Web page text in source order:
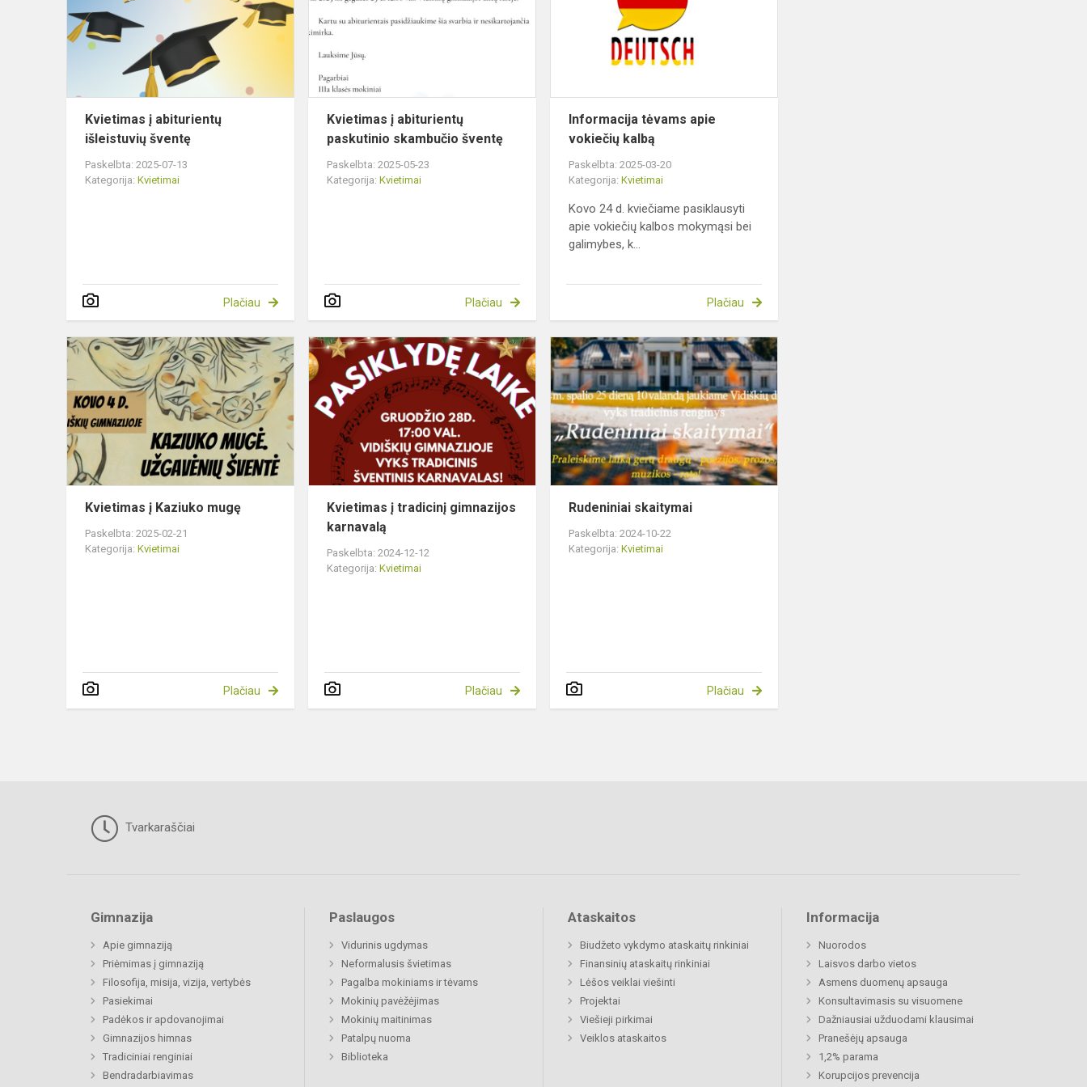
išleistuvių
šventę
Kvietimas į abiturientų
išleistuvių šventę
Paskelbta: 2025-07-13
Kategorija: Kvietimai
Plačiau
Kvietimas į abiturientų
paskutinio skambučio šventę
Paskelbta: 2025-05-23
Kategorija:Kvietimai
Plačiau
Informacija tėvams apie
vokiečių kalbą
Paskelbta: 2025-03-20
Kategorija:Kvietimai
Kovo 24 d. kviečiame pasiklausyti
apie vokiečių kalbos mokymąsi bei
galimybes, k...
Plačiau
Kvietimas
į
Kaziuko
mugę
Kvietimas į Kaziuko mugę
Paskelbta: 2025-02-21
Kategorija: Kvietimai
Plačiau
Kvietimas
į
tradicinį
gimnazijos
karnavalą
Kvietimas į tradicinį gimnazijos
karnavalą
Paskelbta: 2024-12-12
Kategorija:Kvietimai
Plačiau
Rudeniniai
skaitymai
Rudeniniai skaitymai
Paskelbta: 2024-10-22
Kategorija:Kvietimai
Plačiau
Tvarkaraščiai
Gimnazija
Apie gimnaziją
Priėmimas į gimnaziją
Filosofija, misija, vizija, vertybės
Pasiekimai
Padėkos ir apdovanojimai
Gimnazijos himnas
Tradiciniai renginiai
Bendradarbiavimas
Paslaugos
Vidurinis ugdymas
Neformalusis švietimas
Pagalba mokiniams ir tėvams
Mokinių pavėžėjimas
Mokinių maitinimas
Patalpų nuoma
Biblioteka
Ataskaitos
Biudžeto vykdymo ataskaitų rinkiniai
Finansinių ataskaitų rinkiniai
Lėšos veiklai viešinti
Projektai
Viešieji pirkimai
Veiklos ataskaitos
Informacija
Nuorodos
Laisvos darbo vietos
Asmens duomenų apsauga
Konsultavimasis su visuomene
Dažniausiai užduodami klausimai
Pranešėjų apsauga
1,2% parama
Korupcijos prevencija